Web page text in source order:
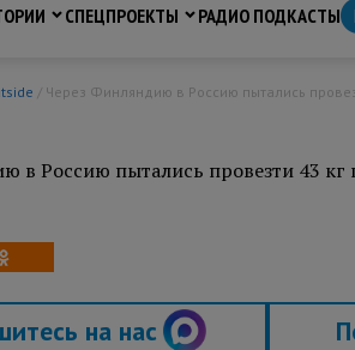
СПЕЦПРОЕКТЫ РАДИО ПОДКАСТЫ
/ Через Финляндию в Россию пытались
в Россию пытались провезти 43 кг
на нас